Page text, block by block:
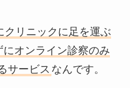
クリニックに足を運ぶ
オンライン診察のみ
サービス なんです。